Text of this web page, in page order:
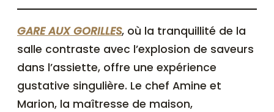
GARE AUX GORILLES, où la tranquillité de la
salle contraste avec l’explosion de saveurs
dans l’assiette, offre une expérience
gustative singulière. Le chef Amine et
Marion, la maîtresse de maison,